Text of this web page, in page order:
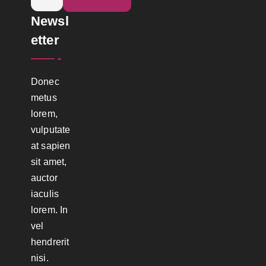
u
s
c
:
Newsl
etter
Donec
metus
lorem,
vulputate
at sapien
sit amet,
auctor
iaculis
lorem. In
vel
hendrerit
nisi.